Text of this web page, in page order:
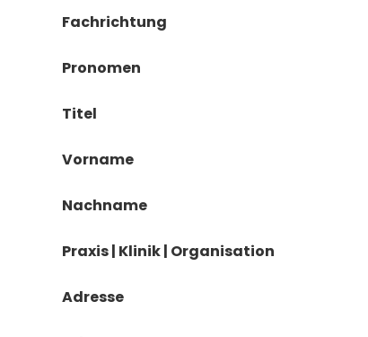
Fachrichtung
Pronomen
Titel
Vorname
Nachname
Praxis | Klinik | Organisation
Adresse